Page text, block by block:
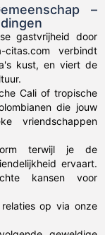
–
gastvrijheid door
citas.com verbindt
kust, en viert de
Cali of tropische
die jouw
vriendschappen
terwijl je de
ervaart.
kansen voor
op via onze